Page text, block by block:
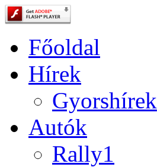
Főoldal
Hírek
Gyorshírek
Autók
Rally1